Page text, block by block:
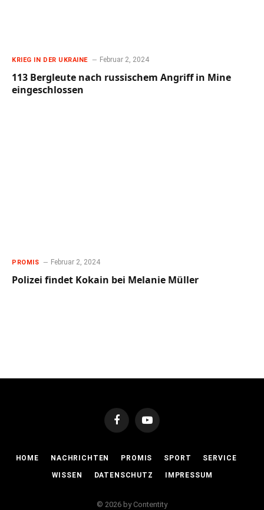
KRIEG IN DER UKRAINE Februar 2, 2024
113 Bergleute nach russischem Angriff in Mine
eingeschlossen
PROMIS Februar 2, 2024
Polizei findet Kokain bei Melanie Müller
FacebookYouTube
HOME NACHRICHTEN PROMIS SPORT SERVICE
WISSEN DATENSCHUTZ IMPRESSUM
© 2026 by Contentity